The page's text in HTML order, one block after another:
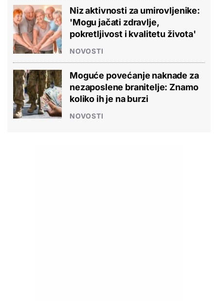
Niz aktivnosti za umirovljenike:
'Mogu jačati zdravlje,
pokretljivost i kvalitetu života'
NOVOSTI
Moguće povećanje naknade za
nezaposlene branitelje: Znamo
koliko ih je na burzi
NOVOSTI